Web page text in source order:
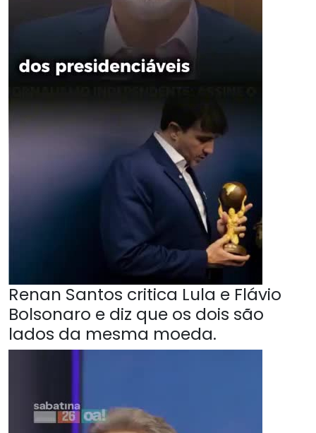
Renan Santos critica Lula e Flávio
Bolsonaro e diz que os dois são
lados da mesma moeda.